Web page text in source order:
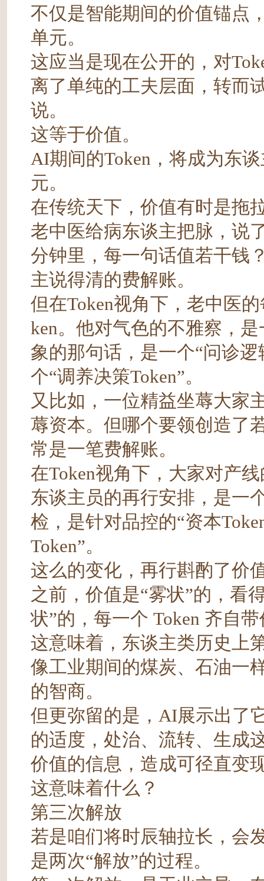
不仅是智能期间的价值锚点
单元。
这应当是现在公开的，对
离了单纯的工夫层面，转而
说。
这等于价值。
AI期间的Token，将成为东
元。
在传统天下，价值有时是拖
老中医给病东谈主把脉，说
分钟里，每一句话值若干钱
主说得清的费解账。
但在Token视角下，老中医
ken。他对气色的不雅察，
象的那句话，是一个“问诊
个“调养决策Token”。
又比如，一位精益坐蓐大家
蓐资本。但哪个要领创造了
常是一笔费解账。
在Token视角下，大家对产
东谈主员的再行安排，是一
检，是针对品控的“资本
Token”。
这么的变化，再行斟酌了价
之前，价值是“雾状”的，看
状”的，每一个 Token 齐自
这意味着，东谈主类历史上
像工业期间的煤炭、石油一
的智商。
但更弥留的是，AI展示出了
的适度，处治、流转、生成
价值的信息，造成可径直变
这意味着什么？
第三次解放
若是咱们将时辰轴拉长，会
是两次“解放”的过程。